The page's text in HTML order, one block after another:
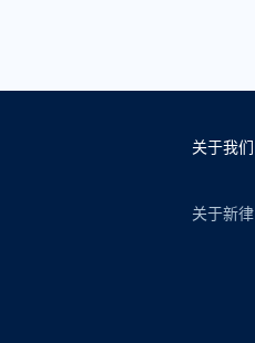
关于我们
关于新律